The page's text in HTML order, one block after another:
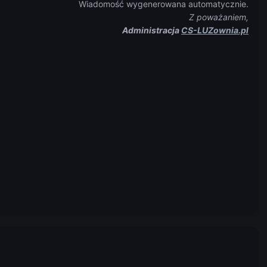
Wiadomość wygenerowana automatycznie.
Z poważaniem,
Administracja CS-LUZownia.pl